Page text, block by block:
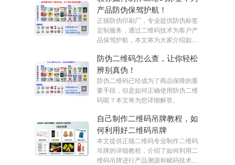
关重要的一部分，通过扫描包装上的
二维码或条形码，消费者可以追溯到
食品的生产、加工、检验等环节，确
保食品的质量和安全。本文将详细介
产品防伪保驾护航！
正猫防伪印刷厂，专业提供防伪标签
定制服务，通过二维码技术为客户产
品保驾护航，本文将为大家介绍如何
更可靠！
防伪二维码怎么查，让你轻松
辨别真伪！
防伪二维码已经成为了商品保障的重
要手段，但是如何正确使用防伪二维
码呢？本文将为您详细解答。
自己制作二维码吊牌教程，如
何利用好二维码吊牌
本文提供正猫二维码专业制作二维码
吊牌的详细教程，介绍了如何利用二
维码吊牌进行产品溯源和赋码技术，